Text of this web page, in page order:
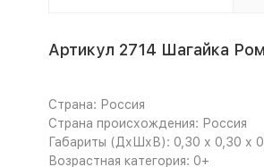
Артикул 2714 Шагайка
Страна: Россия
Страна происхождения: Россия
Габариты (ДхШхВ): 0,30 х 0,30 х
Возрастная категория: 0+